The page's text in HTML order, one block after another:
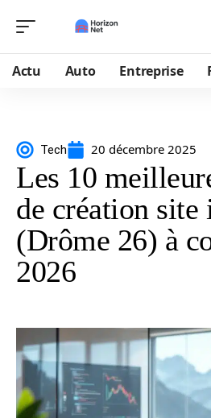
Actu Auto Entreprise
Tech 20 décembre 2025
Les 10
de création site
(Drôme 26) à
2026